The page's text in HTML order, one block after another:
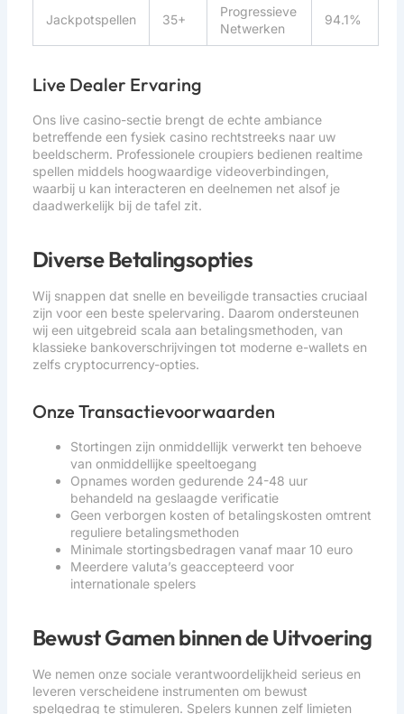
Jackpotspellen 35+
Progressieve
Netwerken
94.1%
Live Dealer Ervaring
Ons live casino-sectie brengt de echte ambiance
betreffende een fysiek casino rechtstreeks naar uw
beeldscherm. Professionele croupiers bedienen realtime
spellen middels hoogwaardige videoverbindingen,
waarbij u kan interacteren en deelnemen net alsof je
daadwerkelijk bij de tafel zit.
Diverse Betalingsopties
Wij snappen dat snelle en beveiligde transacties cruciaal
zijn voor een beste spelervaring. Daarom ondersteunen
wij een uitgebreid scala aan betalingsmethoden, van
klassieke bankoverschrijvingen tot moderne e-wallets en
zelfs cryptocurrency-opties.
Onze Transactievoorwaarden
Stortingen zijn onmiddellijk verwerkt ten behoeve
van onmiddellijke speeltoegang
Opnames worden gedurende 24-48 uur
behandeld na geslaagde verificatie
Geen verborgen kosten of betalingskosten omtrent
reguliere betalingsmethoden
Minimale stortingsbedragen vanaf maar 10 euro
Meerdere valuta’s geaccepteerd voor
internationale spelers
Bewust Gamen binnen de Uitvoering
We nemen onze sociale verantwoordelijkheid serieus en
leveren verscheidene instrumenten om bewust
spelgedrag te stimuleren. Spelers kunnen zelf limieten